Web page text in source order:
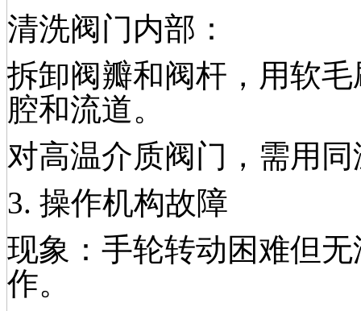
清洗阀门内部：
拆卸阀瓣和阀杆，用软
腔和流道。
对高温介质阀门，需用
3. 操作机构故障
现象：手轮转动困难但
作。